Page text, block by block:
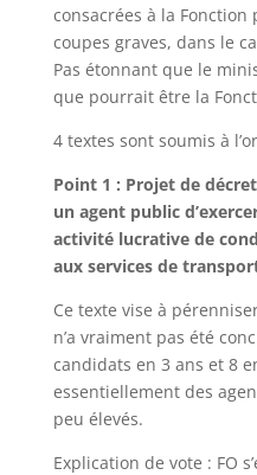
consacrées à la
coupes graves, dans le
Pas étonnant que le
que pourrait être la
4 textes sont soumis à
Point 1 : Projet de
un agent public
activité lucrative de
aux services de
Ce texte vise à
n’a vraiment pas été
candidats en 3 ans et 8
essentiellement des
peu élevés.
Explication de vote : FO